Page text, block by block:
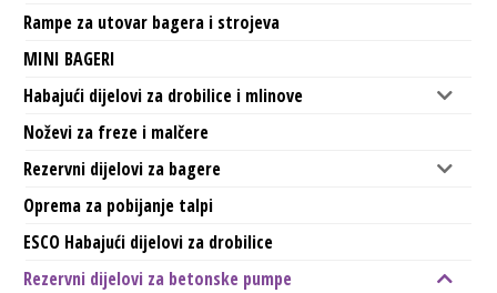
Rampe za utovar bagera i strojeva
MINI BAGERI
Habajući dijelovi za drobilice i mlinove
Noževi za freze i malčere
Rezervni dijelovi za bagere
Oprema za pobijanje talpi
ESCO Habajući dijelovi za drobilice
Rezervni dijelovi za betonske pumpe